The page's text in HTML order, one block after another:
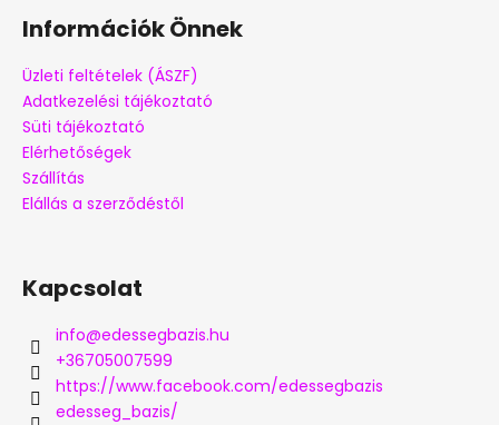
Információk Önnek
Üzleti feltételek (ÁSZF)
Adatkezelési tájékoztató
Süti tájékoztató
Elérhetőségek
Szállítás
Elállás a szerződéstől
Kapcsolat
info@edessegbazis.hu
+36705007599
https://www.facebook.com/edessegbazis
edesseg_bazis/